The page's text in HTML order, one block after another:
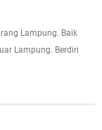
Lampung. Baik
Lampung. Berdiri